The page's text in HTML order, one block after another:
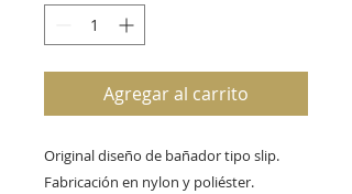
Agregar al carrito
Original diseño de bañador tipo slip.
Fabricación en nylon y poliéster.